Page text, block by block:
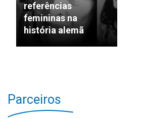
referências
femininas na
história alemã
Parceiros